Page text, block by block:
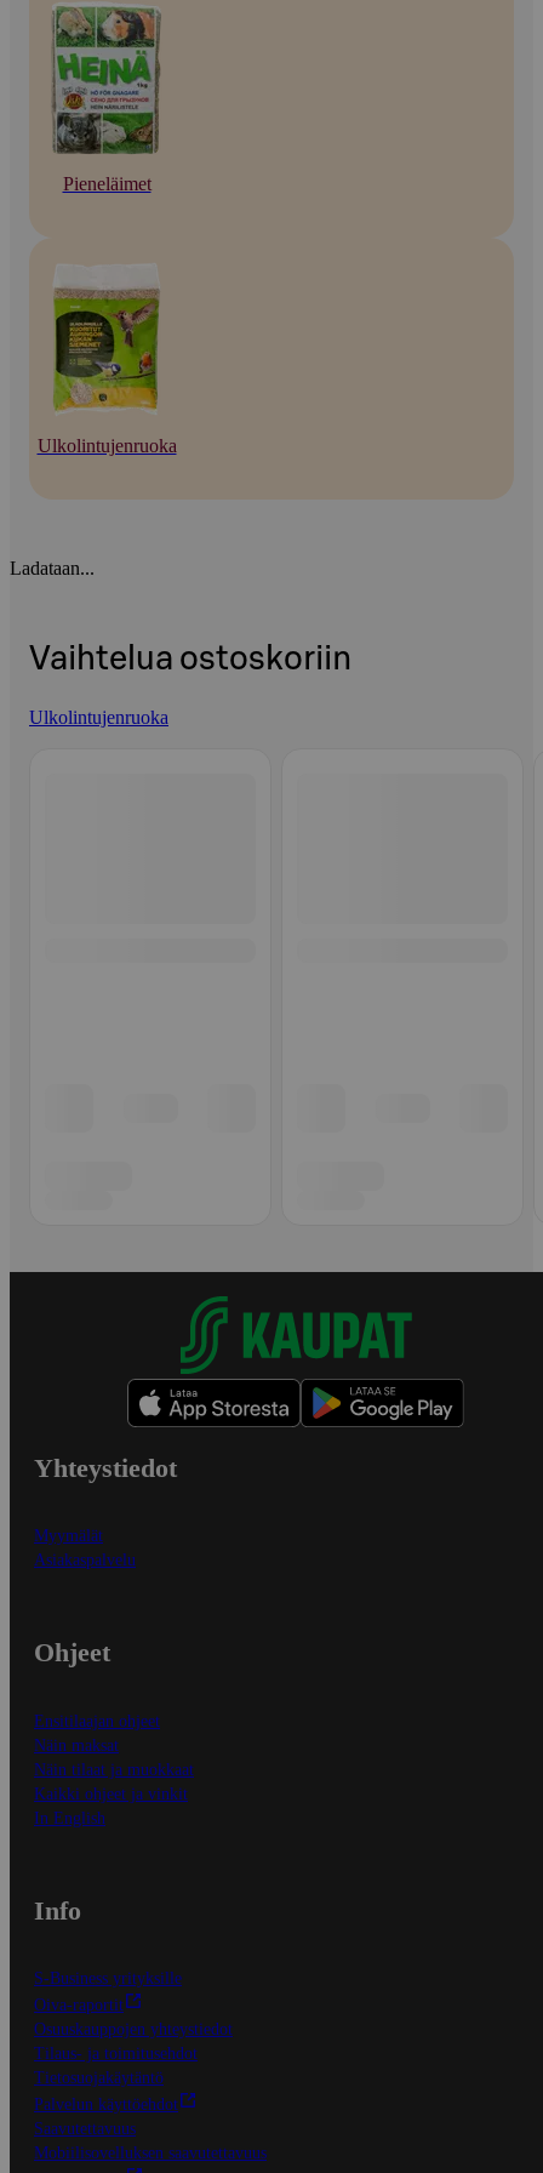
Pieneläimet
Ulkolintujenruoka
Ladataan...
Vaihtelua ostoskoriin
Ulkolintujenruoka
Yhteystiedot
Myymälät
Asiakaspalvelu
Ohjeet
Ensitilaajan ohjeet
Näin maksat
Näin tilaat ja muokkaat
Kaikki ohjeet ja vinkit
In English
Info
S-Business yrityksille
Oiva-raportit
Osuuskauppojen yhteystiedot
Tilaus- ja toimitusehdot
Tietosuojakäytäntö
Palvelun käyttöehdot
Saavutettavuus
Mobiilisovelluksen saavutettavuus